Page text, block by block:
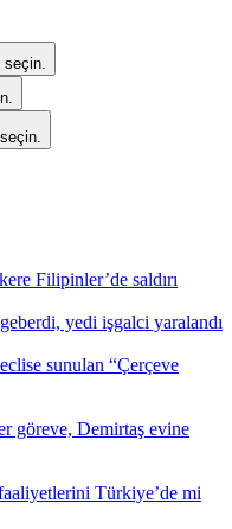
seçin.
Filipinler’de saldırı
yedi işgalci yaralandı
sunulan “Çerçeve
göreve, Demirtaş evine
Türkiye’de mi